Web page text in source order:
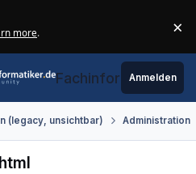
more. ×
Fachinformatiker.de
Anmelden
(legacy, unsichtbar) Administration